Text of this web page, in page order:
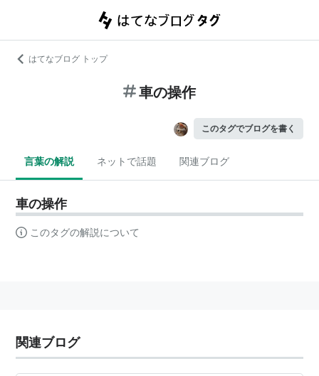
はてなブログ トップ
車の操作
このタグでブログを書く
言葉の解説 ネットで話題 関連ブログ
車の操作
このタグの解説について
関連ブログ